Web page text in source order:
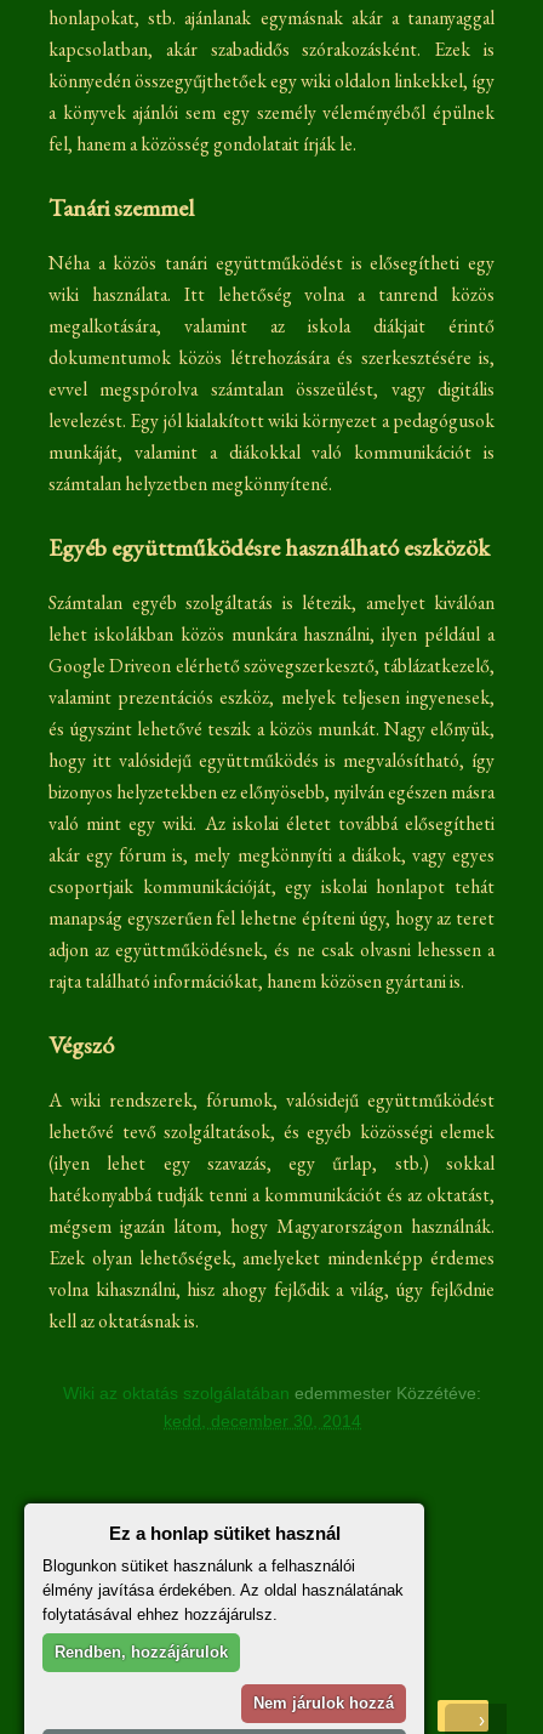
honlapokat, stb. ajánlanak egymásnak akár a tananyaggal
kapcsolatban, akár szabadidős szórakozásként. Ezek is
könnyedén összegyűjthetőek egy wiki oldalon linkekkel, így
a könyvek ajánlói sem egy személy véleményéből épülnek
fel, hanem a közösség gondolatait írják le.
Tanári szemmel
Néha a közös tanári együttműködést is elősegítheti egy
wiki használata. Itt lehetőség volna a tanrend közös
megalkotására, valamint az iskola diákjait érintő
dokumentumok közös létrehozására és szerkesztésére is,
evvel megspórolva számtalan összeülést, vagy digitális
levelezést. Egy jól kialakított wiki környezet a pedagógusok
munkáját, valamint a diákokkal való kommunikációt is
számtalan helyzetben megkönnyítené.
Egyéb együttműködésre használható eszközök
Számtalan egyéb szolgáltatás is létezik, amelyet kiválóan
lehet iskolákban közös munkára használni, ilyen például a
Google Driveon elérhető szövegszerkesztő, táblázatkezelő,
valamint prezentációs eszköz, melyek teljesen ingyenesek,
és úgyszint lehetővé teszik a közös munkát. Nagy előnyük,
hogy itt valósidejű együttműködés is megvalósítható, így
bizonyos helyzetekben ez előnyösebb, nyilván egészen másra
való mint egy wiki. Az iskolai életet továbbá elősegítheti
akár egy fórum is, mely megkönnyíti a diákok, vagy egyes
csoportjaik kommunikációját, egy iskolai honlapot tehát
manapság egyszerűen fel lehetne építeni úgy, hogy az teret
adjon az együttműködésnek, és ne csak olvasni lehessen a
rajta található információkat, hanem közösen gyártani is.
Végszó
A wiki rendszerek, fórumok, valósidejű együttműködést
lehetővé tevő szolgáltatások, és egyéb közösségi elemek
(ilyen lehet egy szavazás, egy űrlap, stb.) sokkal
hatékonyabbá tudják tenni a kommunikációt és az oktatást,
mégsem igazán látom, hogy Magyarországon használnák.
Ezek olyan lehetőségek, amelyeket mindenképp érdemes
volna kihasználni, hisz ahogy fejlődik a világ, úgy fejlődnie
kell az oktatásnak is.
Wiki az oktatás szolgálatában edemmester Közzétéve:
kedd, december 30, 2014
Nincsenek megjegyzések :
Megjegyzés küldése
A hozzászólásokra vonatkozó szabályzat
›
Főoldal
Ez a honlap sütiket használ
Blogunkon sütiket használunk a felhasználói
élmény javítása érdekében. Az oldal használatának
folytatásával ehhez hozzájárulsz.
Rendben, hozzájárulok
Nem járulok hozzá